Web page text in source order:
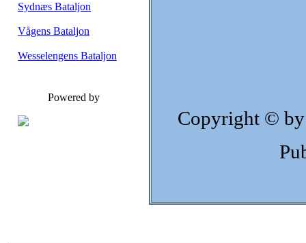
Sydnæs Bataljon
Vågens Bataljon
Wesselengens Bataljon
Powered by
Copyright © by